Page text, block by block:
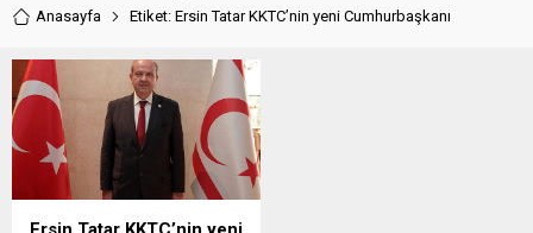
Anasayfa Etiket: Ersin Tatar KKTC’nin yeni Cumhurbaşkanı